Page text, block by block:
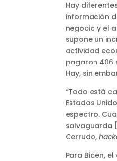
Hay
información
negocio y el
supone un
actividad
pagaron 406
Hay, sin
“Todo está
Estados
espectro.
salvaguarda
Cerrudo,
Para Biden,